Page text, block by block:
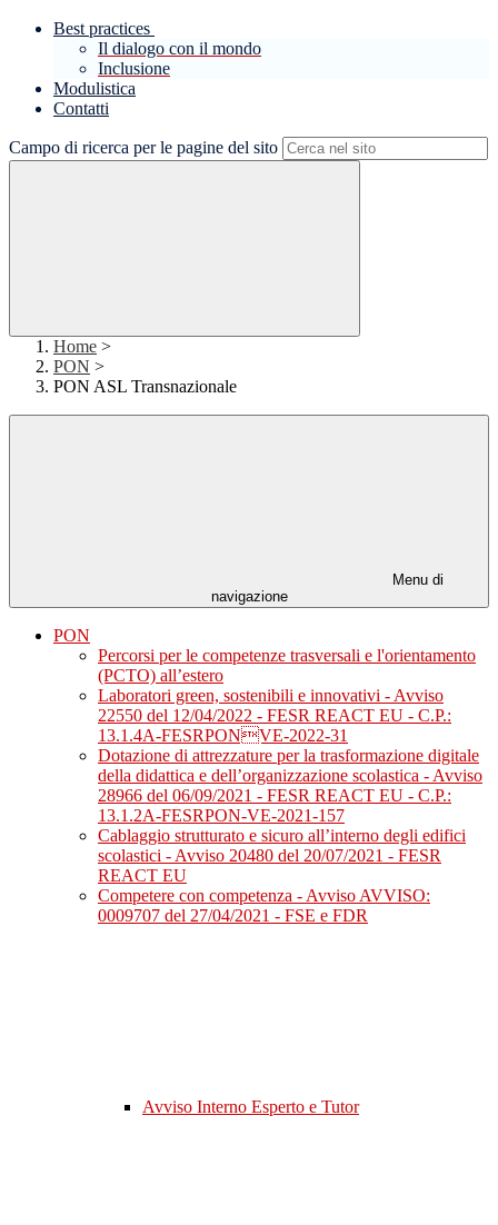
Best practices
Il dialogo con il mondo
Inclusione
Modulistica
Contatti
Campo di ricerca per le pagine del sito
Home >
PON >
PON ASL Transnazionale
Menu di
navigazione
PON
Percorsi per le competenze trasversali e l'orientamento
(PCTO) all’estero
Laboratori green, sostenibili e innovativi - Avviso
22550 del 12/04/2022 - FESR REACT EU - C.P.:
13.1.4A-FESRPONVE-2022-31
Dotazione di attrezzature per la trasformazione digitale
della didattica e dell’organizzazione scolastica - Avviso
28966 del 06/09/2021 - FESR REACT EU - C.P.:
13.1.2A-FESRPON-VE-2021-157
Cablaggio strutturato e sicuro all’interno degli edifici
scolastici - Avviso 20480 del 20/07/2021 - FESR
REACT EU
Competere con competenza - Avviso AVVISO:
0009707 del 27/04/2021 - FSE e FDR
Avviso Interno Esperto e Tutor